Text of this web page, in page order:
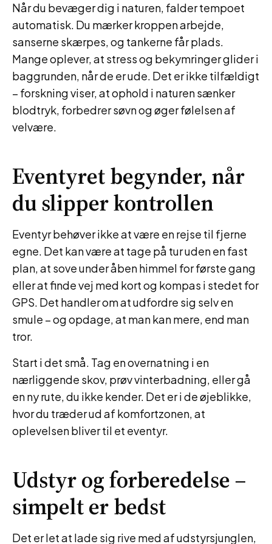
Når du bevæger dig i naturen, falder tempoet
automatisk. Du mærker kroppen arbejde,
sanserne skærpes, og tankerne får plads.
Mange oplever, at stress og bekymringer glider i
baggrunden, når de er ude. Det er ikke tilfældigt
– forskning viser, at ophold i naturen sænker
blodtryk, forbedrer søvn og øger følelsen af
velvære.
Eventyret begynder, når
du slipper kontrollen
Eventyr behøver ikke at være en rejse til fjerne
egne. Det kan være at tage på tur uden en fast
plan, at sove under åben himmel for første gang
eller at finde vej med kort og kompas i stedet for
GPS. Det handler om at udfordre sig selv en
smule – og opdage, at man kan mere, end man
tror.
Start i det små. Tag en overnatning i en
nærliggende skov, prøv vinterbadning, eller gå
en ny rute, du ikke kender. Det er i de øjeblikke,
hvor du træder ud af komfortzonen, at
oplevelsen bliver til et eventyr.
Udstyr og forberedelse –
simpelt er bedst
Det er let at lade sig rive med af udstyrsjunglen,